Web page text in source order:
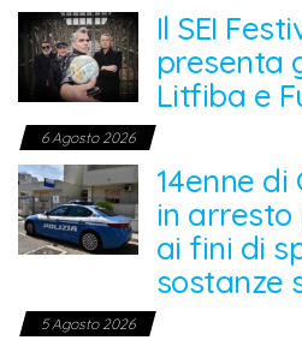
Il SEI
presenta
Litfiba e
6 Agosto 2026
14enne
in
ai fini di
sostanze
5 Agosto 2026